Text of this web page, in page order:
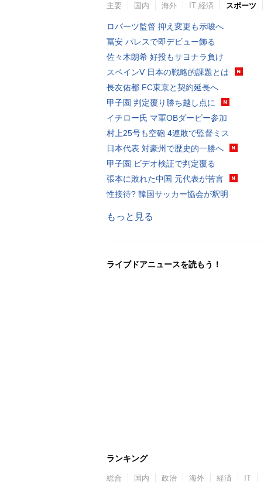
主要 国内 海外 IT 経済 スポーツ
ロバーツ監督 抑え変更も示唆へ
冨安 パレスで即デビュー飾る
佐々木朗希 好投もサヨナラ負け
スペインV 日本の戦略的課題とは
長友佑都 FC東京と契約延長へ
甲子園 判定覆り勝ち越し点に
イチロー氏 マ軍OBダービー参加
村上25号も空砲 4連敗で監督ミス
日本代表 対豪州で歴史的一勝へ
甲子園 ビデオ検証で判定覆る
張本に敗れた中国 元代表が苦言
性接待? 韓国サッカー協会が釈明
もっと見る
ライブドアニュースを読もう！
ランキング
総合 国内 政治 海外 経済 IT